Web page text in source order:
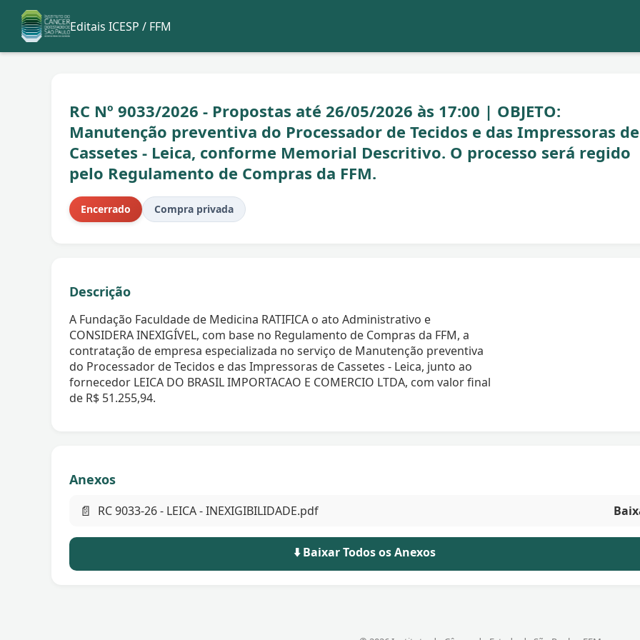
Editais ICESP / FFM
RC Nº 9033/2026 - Propostas até 26/05/2026 às 17:00 | OBJETO:
Manutenção preventiva do Processador de Tecidos e das Impressoras de
Cassetes - Leica, conforme Memorial Descritivo. O processo será regido
pelo Regulamento de Compras da FFM.
Encerrado Compra privada
Descrição
A Fundação Faculdade de Medicina RATIFICA o ato Administrativo e
CONSIDERA INEXIGÍVEL, com base no Regulamento de Compras da FFM, a
contratação de empresa especializada no serviço de Manutenção preventiva
do Processador de Tecidos e das Impressoras de Cassetes - Leica, junto ao
fornecedor LEICA DO BRASIL IMPORTACAO E COMERCIO LTDA, com valor final
de R$ 51.255,94.
Anexos
📄 RC 9033-26 - LEICA - INEXIGIBILIDADE.pdf
⬇️ Baixar Todos os Anexos